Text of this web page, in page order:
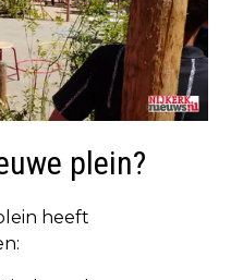
plein?
heeft